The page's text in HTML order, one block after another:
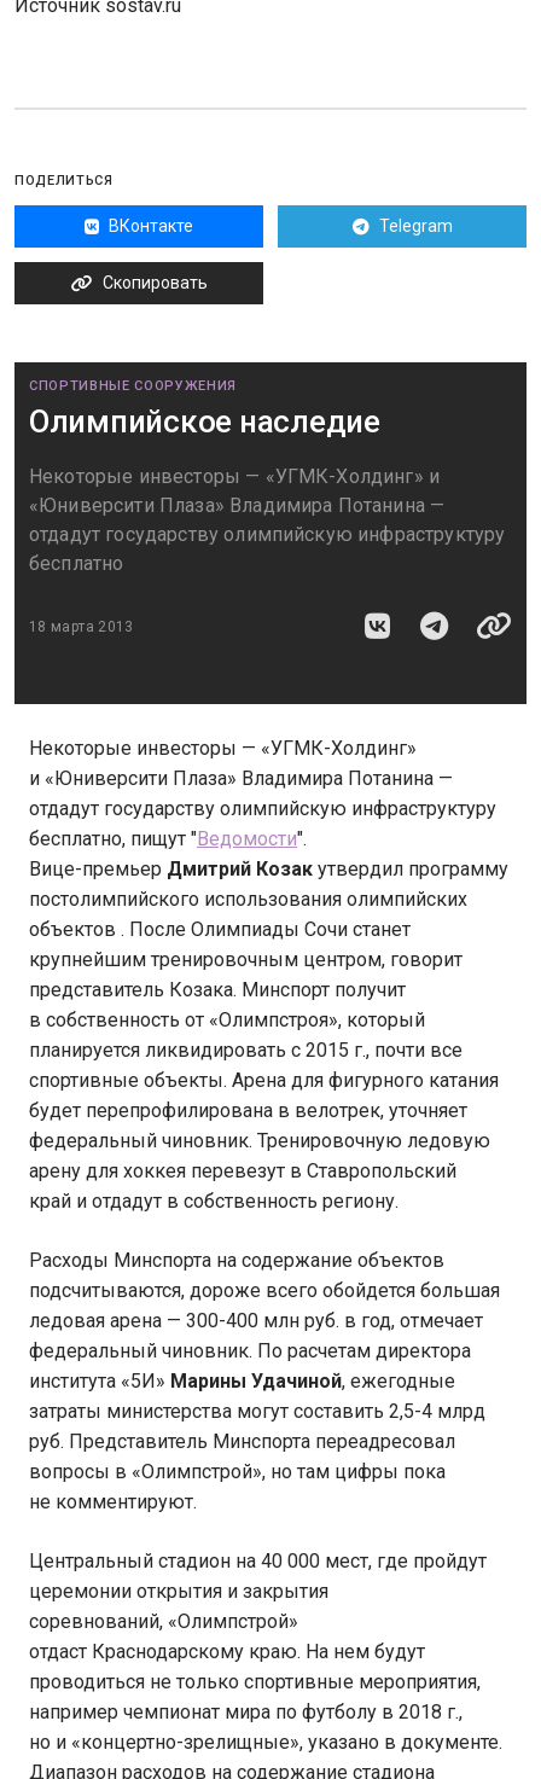
Источник sostav.ru
ПОДЕЛИТЬСЯ
ВКонтакте Telegram
Скопировать
СПОРТИВНЫЕ СООРУЖЕНИЯ
Олимпийское наследие
Некоторые инвесторы — «УГМК-Холдинг» и
«Юниверсити Плаза» Владимира Потанина —
отдадут государству олимпийскую инфраструктуру
бесплатно
18 марта 2013
Некоторые инвесторы — «УГМК-Холдинг»
и «Юниверсити Плаза» Владимира Потанина —
отдадут государству олимпийскую инфраструктуру
бесплатно, пищут "Ведомости".
Вице-премьер Дмитрий Козак утвердил программу
постолимпийского использования олимпийских
объектов . После Олимпиады Сочи станет
крупнейшим тренировочным центром, говорит
представитель Козака. Минспорт получит
в собственность от «Олимпстроя», который
планируется ликвидировать с 2015 г., почти все
спортивные объекты. Арена для фигурного катания
будет перепрофилирована в велотрек, уточняет
федеральный чиновник. Тренировочную ледовую
арену для хоккея перевезут в Ставропольский
край и отдадут в собственность региону.
Расходы Минспорта на содержание объектов
подсчитываются, дороже всего обойдется большая
ледовая арена — 300-400 млн руб. в год, отмечает
федеральный чиновник. По расчетам директора
института «5И» Марины Удачиной, ежегодные
затраты министерства могут составить 2,5-4 млрд
руб. Представитель Минспорта переадресовал
вопросы в «Олимпстрой», но там цифры пока
не комментируют.
Центральный стадион на 40 000 мест, где пройдут
церемонии открытия и закрытия
соревнований, «Олимпстрой»
отдаст Краснодарскому краю. На нем будут
проводиться не только спортивные мероприятия,
например чемпионат мира по футболу в 2018 г.,
но и «концертно-зрелищные», указано в документе.
Диапазон расходов на содержание стадиона